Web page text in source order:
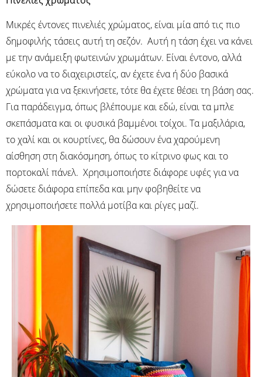
Μικρές έντονες πινελιές χρώματος, είναι μία από τις πιο
δημοφιλής τάσεις αυτή τη σεζόν. Αυτή η τάση έχει να κάνει
με την ανάμειξη φωτεινών χρωμάτων. Είναι έντονο, αλλά
εύκολο να το διαχειριστείς, αν έχετε ένα ή δύο βασικά
χρώματα για να ξεκινήσετε, τότε θα έχετε θέσει τη βάση σας.
Για παράδειγμα, όπως βλέπουμε και εδώ, είναι τα μπλε
σκεπάσματα και οι φυσικά βαμμένοι τοίχοι. Τα μαξιλάρια,
το χαλί και οι κουρτίνες, θα δώσουν ένα χαρούμενη
αίσθηση στη διακόσμηση, όπως το κίτρινο φως και το
πορτοκαλί πάνελ. Χρησιμοποιήστε διάφορε υφές για να
δώσετε διάφορα επίπεδα και μην φοβηθείτε να
χρησιμοποιήσετε πολλά μοτίβα και ρίγες μαζί.